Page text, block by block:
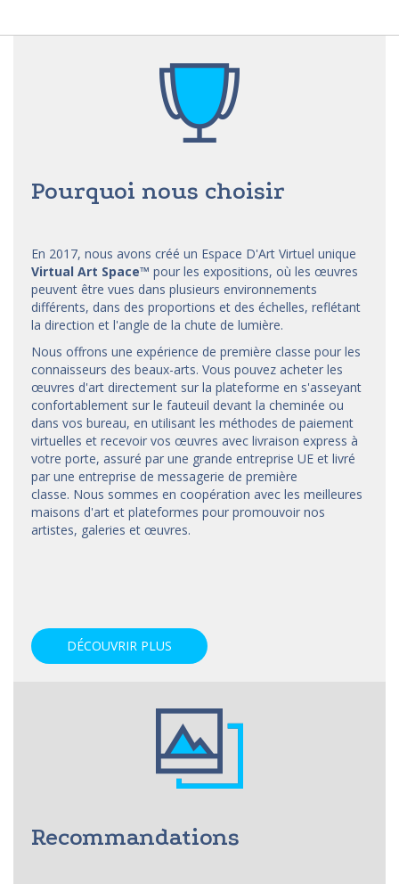
Pourquoi nous choisir
En 2017, nous avons créé un Espace D'Art Virtuel unique
Virtual Art Space™ pour les expositions, où les œuvres
peuvent être vues dans plusieurs environnements
différents, dans des proportions et des échelles, reflétant
la direction et l'angle de la chute de lumière.
Nous offrons une expérience de première classe pour les
connaisseurs des beaux-arts. Vous pouvez acheter les
œuvres d'art directement sur la plateforme en s'asseyant
confortablement sur le fauteuil devant la cheminée ou
dans vos bureau, en utilisant les méthodes de paiement
virtuelles et recevoir vos œuvres avec livraison express à
votre porte, assuré par une grande entreprise UE et livré
par une entreprise de messagerie de première
classe. Nous sommes en coopération avec les meilleures
maisons d'art et plateformes pour promouvoir nos
artistes, galeries et œuvres.
DÉCOUVRIR PLUS
Recommandations